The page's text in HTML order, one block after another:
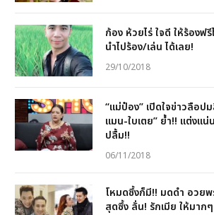
ก้อง ห้วยไร่ ใจดี ให้ร้อง
นำไปร้อง/เล่น ได้เลย!
29/10/2018
“แม่ป๋อง” เปิดใจข่าวลือป
แมน-ใบเตย” ย้ำ!! แต่งแ
ปลื้ม!!
06/11/2018
โหมดซึ้งก็มี!! มดดำ อวย
สุดซึ้ง ลั่น! รักเมีย ให้มา